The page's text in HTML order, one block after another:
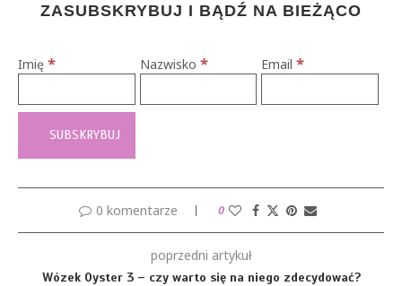
ZASUBSKRYBUJ I BĄDŹ NA BIEŻĄCO
Imię * Nazwisko * Email*
0 komentarze 0
poprzedni artykuł
Wózek Oyster 3 – czy warto się na niego zdecydować?